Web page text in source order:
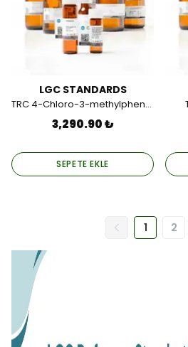
LGC STANDARDS
TRC 4-Chloro-3-methylphenol 25MG
3,290.90 ₺
SEPETE EKLE
1 2